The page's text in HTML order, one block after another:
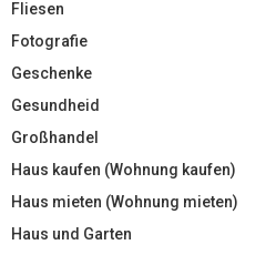
Fliesen
Fotografie
Geschenke
Gesundheid
Großhandel
Haus kaufen (Wohnung kaufen)
Haus mieten (Wohnung mieten)
Haus und Garten